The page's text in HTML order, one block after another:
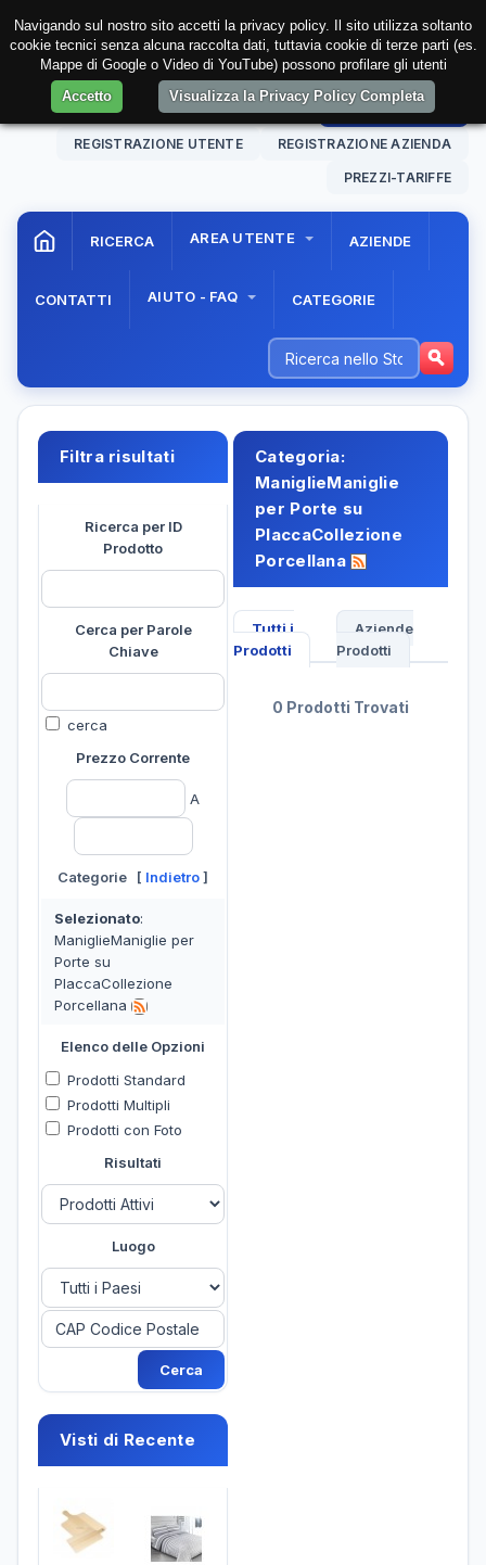
08 Aug. 202617:43:49 AREA RISERVATA
REGISTRAZIONE UTENTE REGISTRAZIONE AZIENDA
PREZZI-TARIFFE
RICERCA AREA UTENTE AZIENDE
CONTATTI AIUTO - FAQ CATEGORIE
Filtra risultati
Ricerca per ID
Prodotto
Cerca per Parole
Chiave
cerca
Prezzo Corrente
A
Categorie [ Indietro]
Selezionato:
ManiglieManiglie per
Porte su
PlaccaCollezione
Porcellana
Elenco delle Opzioni
Prodotti Standard
Prodotti Multipli
Prodotti con Foto
Risultati
Luogo
Visti di Recente
Categoria:
ManiglieManiglie
per Porte su
PlaccaCollezione
Porcellana
Tutti i
Prodotti
Aziende
Prodotti
0 Prodotti Trovati
Navigando sul nostro sito accetti la privacy policy. Il sito utilizza soltanto
cookie tecnici senza alcuna raccolta dati, tuttavia cookie di terze parti (es.
Mappe di Google o Video di YouTube) possono profilare gli utenti
Accetto
Visualizza la Privacy Policy Completa